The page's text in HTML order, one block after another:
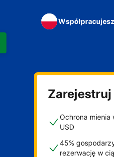
Zarejestruj
Ochrona mienia
USD
45%
rezerwację w